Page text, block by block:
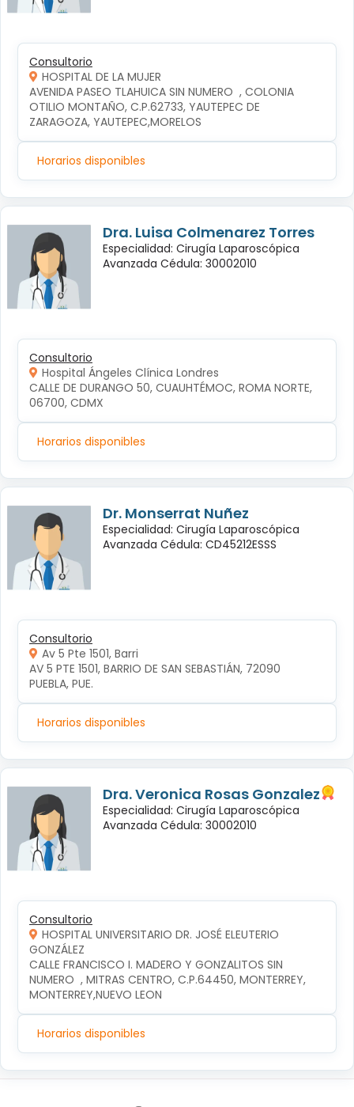
Consultorio
HOSPITAL DE LA MUJER
AVENIDA PASEO TLAHUICA SIN NUMERO  , COLONIA
OTILIO MONTAÑO, C.P.62733, YAUTEPEC DE
ZARAGOZA, YAUTEPEC,MORELOS
Horarios disponibles
Dra. Luisa Colmenarez Torres
Especialidad: Cirugía Laparoscópica
Avanzada Cédula: 30002010
Consultorio
Hospital Ángeles Clínica Londres
CALLE DE DURANGO 50, CUAUHTÉMOC, ROMA NORTE,
06700, CDMX
Horarios disponibles
Dr. Monserrat Nuñez
Especialidad: Cirugía Laparoscópica
Avanzada Cédula: CD45212ESSS
Consultorio
Av 5 Pte 1501, Barri
AV 5 PTE 1501, BARRIO DE SAN SEBASTIÁN, 72090
PUEBLA, PUE.
Horarios disponibles
Dra. Veronica Rosas Gonzalez
Especialidad: Cirugía Laparoscópica
Avanzada Cédula: 30002010
Consultorio
HOSPITAL UNIVERSITARIO DR. JOSÉ ELEUTERIO
GONZÁLEZ
CALLE FRANCISCO I. MADERO Y GONZALITOS SIN
NUMERO  , MITRAS CENTRO, C.P.64450, MONTERREY,
MONTERREY,NUEVO LEON
Horarios disponibles